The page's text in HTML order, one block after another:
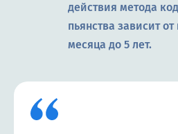
действия метода
пьянства зависит от
месяца до 5 лет.